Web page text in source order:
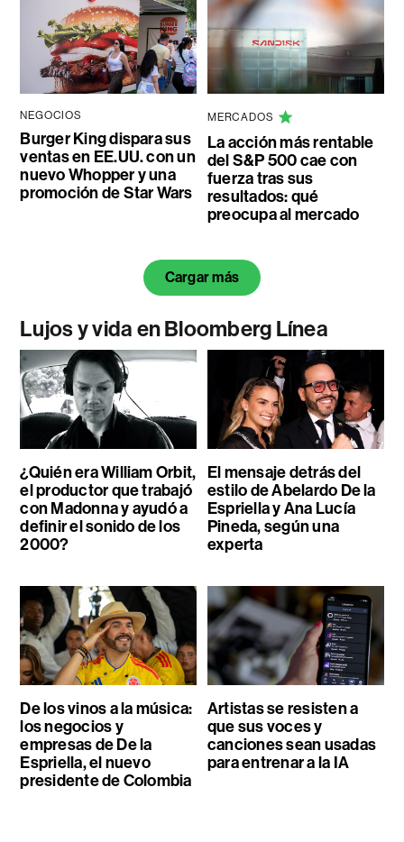
NEGOCIOS
Burger King dispara sus
ventas en EE.UU. con un
nuevo Whopper y una
promoción de Star Wars
MERCADOS
La acción más rentable
del S&P 500 cae con
fuerza tras sus
resultados: qué
preocupa al mercado
Cargar más
Lujos y vida en Bloomberg Línea
¿Quién era William Orbit,
el productor que trabajó
con Madonna y ayudó a
definir el sonido de los
2000?
El mensaje detrás del
estilo de Abelardo De la
Espriella y Ana Lucía
Pineda, según una
experta
De los vinos a la música:
los negocios y
empresas de De la
Espriella, el nuevo
presidente de Colombia
Artistas se resisten a
que sus voces y
canciones sean usadas
para entrenar a la IA